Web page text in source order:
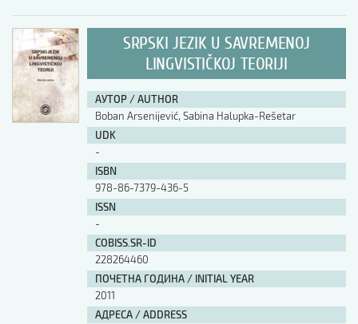
SRPSKI JEZIK U SAVREMENOJ
LINGVISTIČKOJ TEORIJI
АУТОР / AUTHOR
Boban Arsenijević, Sabina Halupka-Rešetar
UDK
-
ISBN
978-86-7379-436-5
ISSN
-
COBISS.SR-ID
228264460
ПОЧЕТНА ГОДИНА / INITIAL YEAR
2011
АДРЕСА / ADDRESS